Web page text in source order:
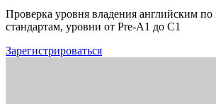
Проверка уровня владения английским
стандартам, уровни от Pre-A1 до C1
Зарегистрироваться